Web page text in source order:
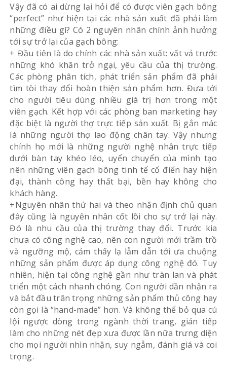
Vậy đã có ai dừng lại hỏi để có được viên gạch bông
“perfect” như hiện tại các nhà sản xuất đã phải làm
những điều gì? Có 2 nguyên nhân chính ảnh hưởng
tới sự trở lại của gạch bông:
+ Đầu tiên là do chính các nhà sản xuất: vất vả trước
những khó khăn trở ngại, yêu cầu của thị trường.
Các phòng phân tích, phát triển sản phẩm đã phải
tìm tòi thay đổi hoàn thiện sản phẩm hơn. Đưa tới
cho người tiêu dùng nhiều giá trị hơn trong một
viên gạch. Kết hợp với các phòng ban marketing hay
đặc biệt là người thợ trực tiếp sản xuất. Bị gắn mác
là những người thợ lao động chân tay. Vậy nhưng
chính họ mới là những người nghệ nhân trực tiếp
dưới bàn tay khéo léo, uyển chuyển của mình tạo
nên những viên gạch bông tinh tế cổ điển hay hiện
đại, thành công hay thất bại, bền hay không cho
khách hàng.
+Nguyên nhân thứ hai và theo nhận định chủ quan
đây cũng là nguyên nhân cốt lõi cho sự trở lại này.
Đó là nhu cầu của thị trường thay đổi. Trước kia
chưa có công nghệ cao, nên con người mới trầm trồ
và ngưỡng mộ, cảm thấy lạ lẫm dẫn tới ưa chuộng
những sản phẩm được áp dụng công nghệ đó. Tuy
nhiên, hiện tại công nghệ gần như tràn lan và phát
triển một cách nhanh chóng. Con người dần nhận ra
và bắt đầu trân trọng những sản phẩm thủ công hay
còn gọi là “hand-made” hơn. Và không thể bỏ qua cú
lội ngược dòng trong ngành thời trang, gián tiếp
làm cho những nét đẹp xưa được lần nữa trưng diện
cho mọi người nhìn nhận, suy ngẫm, đánh giá và coi
trọng.